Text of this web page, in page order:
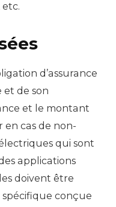
d’assurance
de son
et le montant
en cas de non-
qui sont
applications
doivent être
conçue